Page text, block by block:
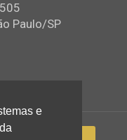
Paulo/SP
e